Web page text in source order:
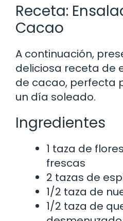
Receta:
Cacao
A continuación,
deliciosa receta de
de cacao, perfecta
un día soleado.
Ingredientes
1 taza de
frescas
2 tazas de
1/2 taza de
1/2 taza de